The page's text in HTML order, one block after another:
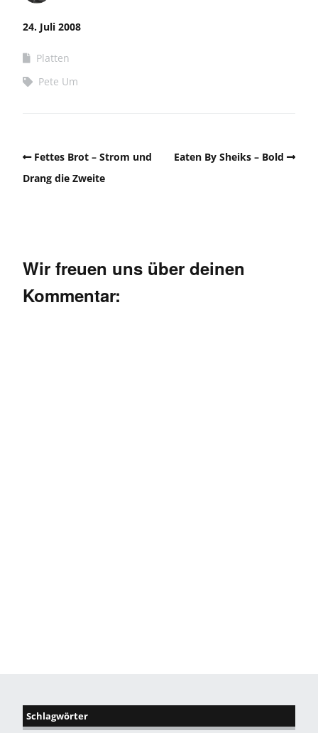
24. Juli 2008
Platten
Pete Um
Fettes Brot – Strom und
Drang die Zweite
Eaten By Sheiks – Bold
Wir freuen uns über deinen
Kommentar:
Schlagwörter